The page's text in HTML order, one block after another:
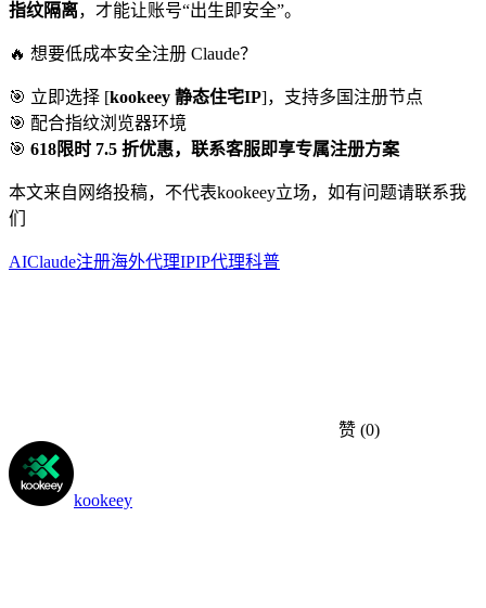
指纹隔离，才能让账号“出生即安全”。
🔥 想要低成本安全注册 Claude？
🎯 立即选择 [kookeey 静态住宅IP]，支持多国注册节点
🎯 配合指纹浏览器环境
🎯 618限时 7.5 折优惠，联系客服即享专属注册方案
本文来自网络投稿，不代表kookeey立场，如有问题请联系我
们
AIClaude注册海外代理IPIP代理科普
赞 (0)
kookeey